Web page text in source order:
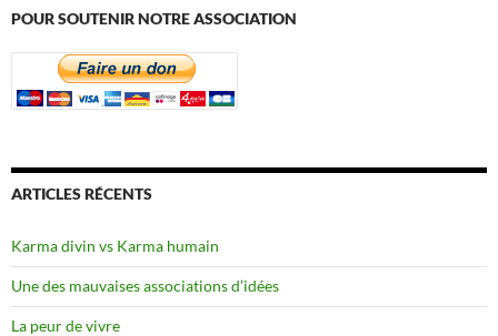
POUR SOUTENIR NOTRE ASSOCIATION
ARTICLES RÉCENTS
Karma divin vs Karma humain
Une des mauvaises associations d’idées
La peur de vivre